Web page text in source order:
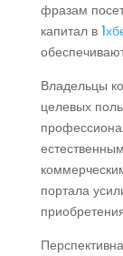
фразам
капитал в
Владельцы
целевых
портала